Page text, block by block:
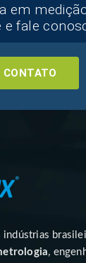
em
e fale
CONTATO
,